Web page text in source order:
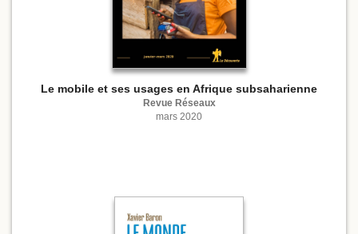
Le mobile et ses usages en Afrique subsaharienne
Revue Réseaux
mars 2020